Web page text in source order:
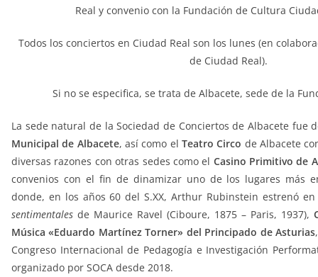
Real y convenio con la Fundación de Cultura
Todos los conciertos en Ciudad Real son los lunes (en
de Ciudad Real).
Si no se especifica, se trata de Albacete, sede de la
La sede natural de la Sociedad de Conciertos de Albacete fue
Municipal de Albacete, así como elTeatro Circo de Albacete
diversas razones con otras sedes como el Casino Primitivo de
convenios con el fin de dinamizar uno de los lugares más
donde, en los años 60 del S.XX, Arthur Rubinstein estrenó
sentimentales de Maurice Ravel (Ciboure, 1875 – Paris, 1937),
Música «Eduardo Martínez Torner» del Principado de Asturias
Congreso Internacional de Pedagogía e Investigación
organizado por SOCA desde 2018.